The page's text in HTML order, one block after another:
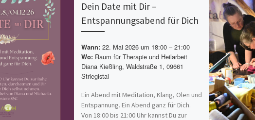
Dein Date mit Dir –
Entspannungsabend für Dich
Wann: 22. Mai 2026 um 18:00 – 21:00
Wo: Raum für Therapie und Heilarbeit
Diana Kießling, Waldstraße 1, 09661
Striegistal
Ein Abend mit Meditation, Klang, Ölen und
Entspannung. Ein Abend ganz für Dich.
Von 18:00 bis 21:00 Uhr kannst Du zur